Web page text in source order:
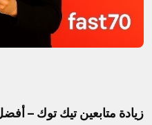
زيادة متابعين تيك توك – أفضل